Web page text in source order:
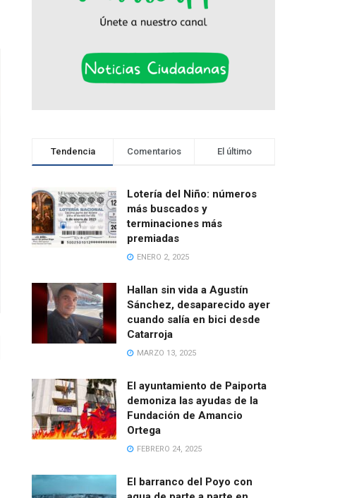
Tendencia Comentarios El último
Lotería del Niño: números
más buscados y
terminaciones más
premiadas
ENERO 2, 2025
Hallan sin vida a Agustín
Sánchez, desaparecido ayer
cuando salía en bici desde
Catarroja
MARZO 13, 2025
El ayuntamiento de Paiporta
demoniza las ayudas de la
Fundación de Amancio
Ortega
FEBRERO 24, 2025
El barranco del Poyo con